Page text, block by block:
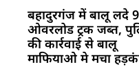
बहादुरगंज में बालू लदे 9
ओवरलोड ट्रक जब्त,
की कार्रवाई से बालू
माफियाओ मे मचा